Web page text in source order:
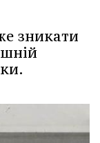
зникати